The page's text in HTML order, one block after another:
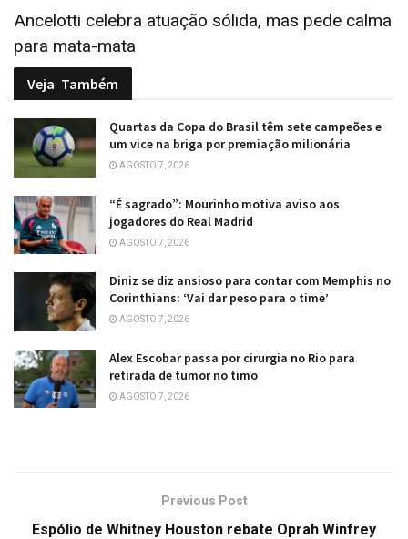
Ancelotti celebra atuação sólida, mas pede calma
para mata-mata
Veja Também
Quartas da Copa do Brasil têm sete campeões e
um vice na briga por premiação milionária
AGOSTO 7, 2026
“É sagrado”: Mourinho motiva aviso aos
jogadores do Real Madrid
AGOSTO 7, 2026
Diniz se diz ansioso para contar com Memphis no
Corinthians: ‘Vai dar peso para o time’
AGOSTO 7, 2026
Alex Escobar passa por cirurgia no Rio para
retirada de tumor no timo
AGOSTO 7, 2026
Previous Post
Espólio de Whitney Houston rebate Oprah Winfrey